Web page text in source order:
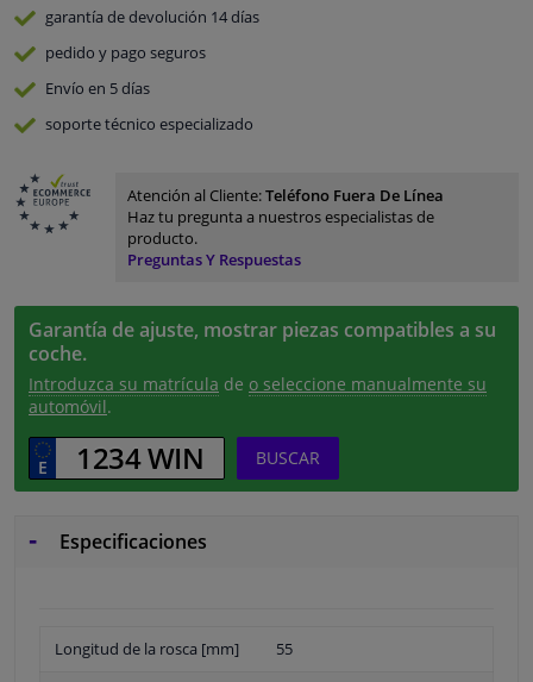
garantía de devolución 14 días
pedido y pago seguros
Envío en 5 días
soporte técnico especializado
Atención al Cliente:Teléfono Fuera De Línea
Haz tu pregunta a nuestros especialistas de
producto.
Preguntas Y Respuestas
Garantía de ajuste, mostrar piezas compatibles a su
coche.
Introduzca su matrícula de o seleccione manualmente su
automóvil.
BUSCAR
Especificaciones
Longitud de la rosca [mm] 55